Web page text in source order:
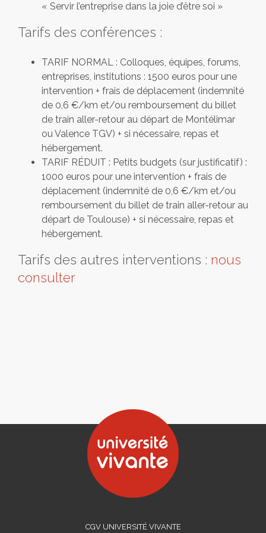
« Servir l’entreprise dans la joie d’être soi »
Tarifs des conférences :
TARIF NORMAL : Colloques, équipes, forums,
entreprises, institutions : 1500 euros pour une
intervention + frais de déplacement (indemnité
de 0,6 €/km et/ou remboursement du billet
de train aller-retour au départ de Montélimar
ou Valence TGV) + si nécessaire, repas et
hébergement.
TARIF RÉDUIT : Petits budgets (sur justificatif) :
1000 euros pour une intervention + frais de
déplacement (indemnité de 0,6 €/km et/ou
remboursement du billet de train aller-retour au
départ de Toulouse) + si nécessaire, repas et
hébergement.
Tarifs des autres interventions : nous
consulter
CGV UNIVERSITÉ VIVANTE